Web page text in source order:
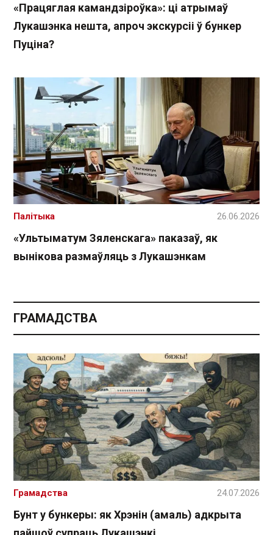
«Працяглая камандзіроўка»: ці атрымаў
Лукашэнка нешта, апроч экскурсіі ў бункер
Пуціна?
«Ультыматум Зяленскага» паказаў, як
вынікова размаўляць з Лукашэнкам
Палітыка 26.06.2026
ГРАМАДСТВА
Бунт у бункеры: як Хрэнін (амаль) адкрыта
Грамадства 24.07.2026